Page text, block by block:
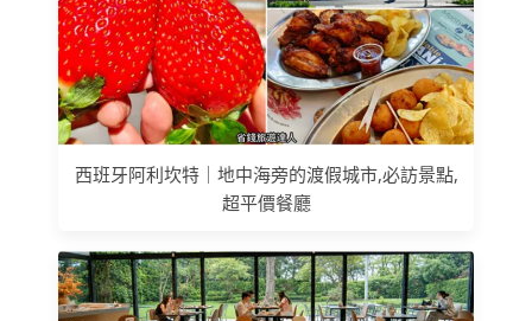
西班牙阿利坎特｜地中海旁的渡假城市,必訪景點,
超平價餐廳